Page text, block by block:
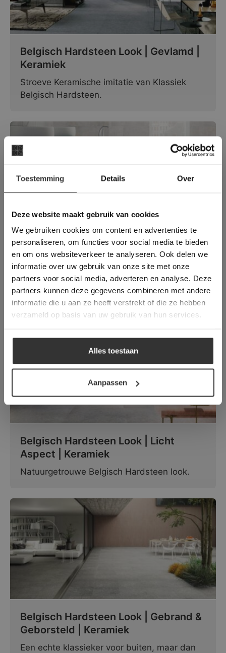
Toestemming Details Over
Deze website maakt gebruik van cookies
We gebruiken cookies om content en advertenties te
personaliseren, om functies voor social media te bieden
en om ons websiteverkeer te analyseren. Ook delen we
informatie over uw gebruik van onze site met onze
partners voor social media, adverteren en analyse. Deze
partners kunnen deze gegevens combineren met andere
informatie die u aan ze heeft verstrekt of die ze hebben
verzameld op basis van uw gebruik van hun services.
Alles toestaan
Aanpassen
Belgisch Hardsteen Look | Gevlamd |
Keramiek
Stroeve Keramische imitatie van Klassiek
Belgisch Hardsteen.
Belgisch Hardsteen Look | Ardenner
Gris | Keramiek
De Belgisch Hardsteen Look Ardenner Gris is
een perfecte imitatie van de echte Belgisch
Hardsteen Raamzaag Gezaagd.
Belgisch Hardsteen Look | Licht
Aspect | Keramiek
Natuurgetrouwe Belgisch Hardsteen look.
Belgisch Hardsteen Look | Gebrand &
Geborsteld | Keramiek
Een echte klassieker voor buiten, maar dan
Deze website maakt
gebruik van cookies.
This Cookie Banner was deleted and is no
longer working. Please contact the website
administrator.
Deze website gebruikt cookies om de
gebruikerservaring te verbeteren. Door
gebruik te maken van onze website geeft u
toestemming voor alle cookies in
overeenstemming met ons cookiebeleid.Lees
verder
ALLES ACCEPTEREN
ALLES AFWIJZEN
DETAILS WEERGEVEN